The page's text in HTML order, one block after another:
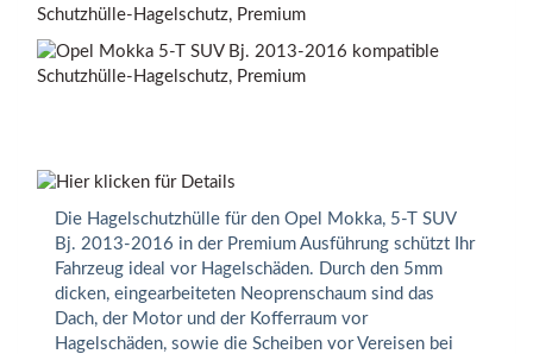
Schutzhülle-Hagelschutz, Premium
Die Hagelschutzhülle für den Opel Mokka, 5-T SUV
Bj. 2013-2016 in der Premium Ausführung schützt Ihr
Fahrzeug ideal vor Hagelschäden. Durch den 5mm
dicken, eingearbeiteten Neoprenschaum sind das
Dach, der Motor und der Kofferraum vor
Hagelschäden, sowie die Scheiben vor Vereisen bei